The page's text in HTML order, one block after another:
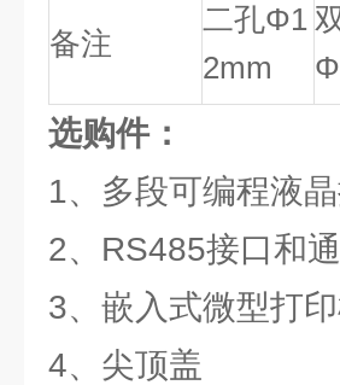
备注
二孔Φ1
2mm
选购件：
1、多段可编程液
2、RS485接口和
3、嵌入式微型打
4、尖顶盖